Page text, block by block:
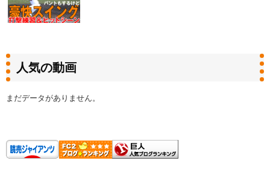
人気の動画
まだデータがありません。